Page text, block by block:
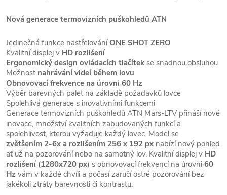
Nová generace termovizních puškohledů ATN
Jedinečná funkce nastřelováníONE SHOT ZERO
Kvalitní displej v HD rozlišení
Ergonomický design ovládacích tlačítek se snadnou obsluhou
Možnost nahrávání videí během lovu
Obnovovací frekvence na úrovni 60 Hz
Výběr barevných palet na základě požadavků lovce
Spolehlivá generace s inovativními funkcemi
Generace termovizních puškohledů ATN Mars-LTV přináší nové
inovace, množství kvalitních zabudovaných funkcí a
spolehlivost, kterou vyžaduje každý lovec. Model se
zvětšením 2-6x a rozlišením 256 x 192 px nabízí nový pohled
ať už na pozorování nebo na samotný lov. Kvalitní displej v HD
rozlišení (1280x720 px) s obnovovací frekvencí na úrovni 60
Hz vám v každé chvíli a počasí zaručí ostré pozorování bez
jakékoli ztráty barevnosti či kontrastu.